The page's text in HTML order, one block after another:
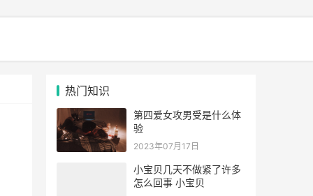
热门知识
第四爱女攻男受是什么体
验
2023年07月17日
小宝贝几天不做紧了许多
怎么回事 小宝贝